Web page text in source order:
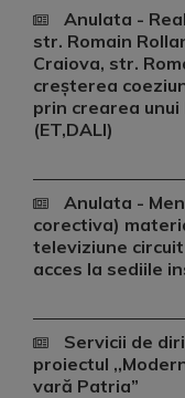
Anulata -
str. Romain
Craiova, str.
creșterea
prin crearea
(ET,DALI)
Anulata -
corectiva)
televiziune
acces la sediile
Servicii de
proiectul
vară Patria”